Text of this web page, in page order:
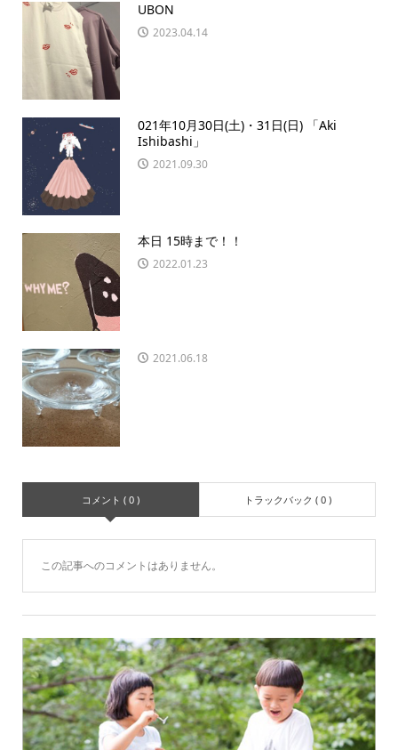
UBON
2023.04.14
021年10月30日(土)・31日(日) 「Aki
Ishibashi」
2021.09.30
本日 15時まで！！
2022.01.23
2021.06.18
コメント ( 0 ) トラックバック ( 0 )
この記事へのコメントはありません。